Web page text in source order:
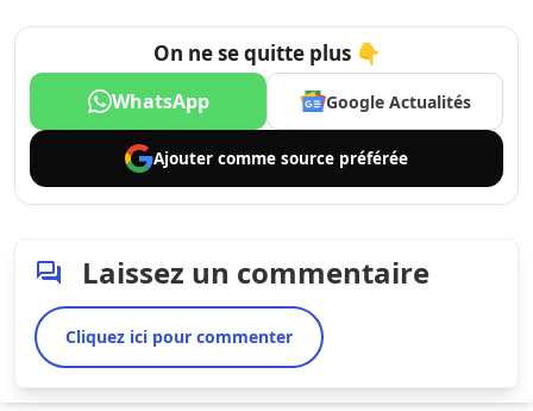
On ne se quitte plus 👇
WhatsApp Google Actualités
Ajouter comme source préférée
Laissez un commentaire
Cliquez ici pour commenter